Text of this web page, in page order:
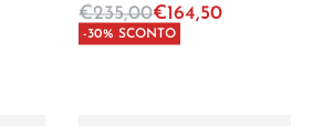
€235,00€164,50
-30% SCONTO
Aggiungi al carrello